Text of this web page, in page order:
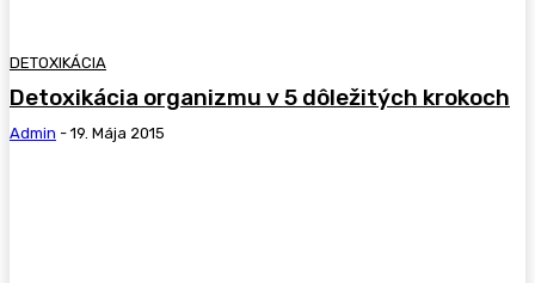
DETOXIKÁCIA
Detoxikácia organizmu v 5 dôležitých krokoch
Admin - 19. Mája 2015